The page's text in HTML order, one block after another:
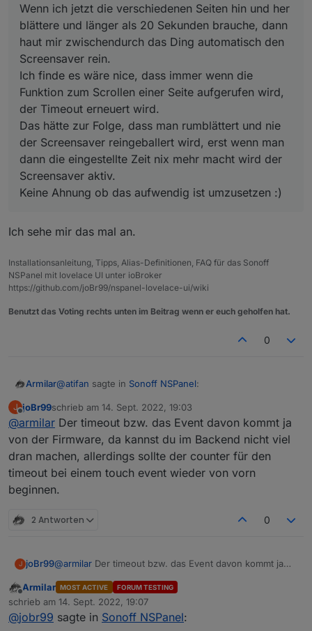
Wenn ich jetzt die verschiedenen Seiten hin und her
blättere und länger als 20 Sekunden brauche, dann
haut mir zwischendurch das Ding automatisch den
Screensaver rein.
Ich finde es wäre nice, dass immer wenn die
Funktion zum Scrollen einer Seite aufgerufen wird,
der Timeout erneuert wird.
Das hätte zur Folge, dass man rumblättert und nie
der Screensaver reingeballert wird, erst wenn man
dann die eingestellte Zeit nix mehr macht wird der
Screensaver aktiv.
Keine Ahnung ob das aufwendig ist umzusetzen :)
Ich sehe mir das mal an.
Installationsanleitung, Tipps, Alias-Definitionen, FAQ für das Sonoff
NSPanel mit lovelace UI unter ioBroker
https://github.com/joBr99/nspanel-lovelace-ui/wiki
Benutzt das Voting rechts unten im Beitrag wenn er euch geholfen hat.
0
Armilar@atifan sagte in Sonoff NSPanel:
@Armilar
Ich hab eine Kleinigkeit die mir aufgefallen ist,
evlt. kann man das im Script bei der nächsten
Version mit anpassen. Ist nix schlimmes aber evtl.
könnte man es ja auch ändern.
Nehmen wir an die steht auf 20 Sekunden.
dann haut mir zwischendurch das Ding
automatisch den Screensaver rein.
Ich finde es wäre nice, dass immer wenn die
Funktion zum Scrollen einer Seite aufgerufen
wird, der Timeout erneuert wird.
Ich sehe mir das mal an.
J
Offline
joBr99schrieb am 14. Sept. 2022, 19:03
zuletzt editiert von
@armilar Der timeout bzw. das Event davon kommt ja
von der Firmware, da kannst du im Backend nicht viel
dran machen, allerdings sollte der counter für den
timeout bei einem touch event wieder von vorn
beginnen.
2 Antworten 0
J joBr99@armilar Der timeout bzw. das Event davon kommt ja
dran machen, allerdings sollte der counter für den
timeout bei einem touch event wieder von vorn
beginnen.
Offline
Armilar MOST ACTIVE FORUM TESTING
schrieb am 14. Sept. 2022, 19:07
zuletzt editiert von
@jobr99 sagte in Sonoff NSPanel: